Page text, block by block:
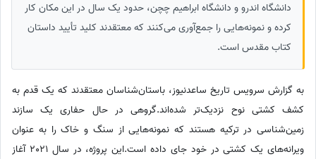
دانشگاه اندرو و دانشگاه ابراهیم چچن، حدود یک سال در این مکان کار
کرده و نمونه‌هایی را جمع‌آوری می‌کنند که معتقدند کلید تأیید داستان
کتاب مقدس است.
به گزارش سرویس تاریخ ساعدنیوز، باستان‌شناسان معتقدند که یک قدم به
کشف کشتی نوح نزدیک‌تر شده‌اند.گروهی در حال حفاری یک سازند
زمین‌شناسی در ترکیه هستند که نمونه‌هایی از سنگ و خاک را به عنوان
ویرانه‌های یک کشتی در خود جای داده است.این پروژه، در سال 2021 آغاز